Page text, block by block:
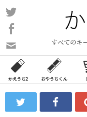
コ
ン
ン
ツ
ス
ッ
すべてのキ
い
合
わ
フ
ォ
かえうち2 おやうちくん